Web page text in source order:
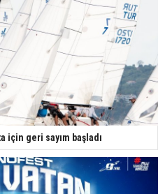
için geri sayım başladı